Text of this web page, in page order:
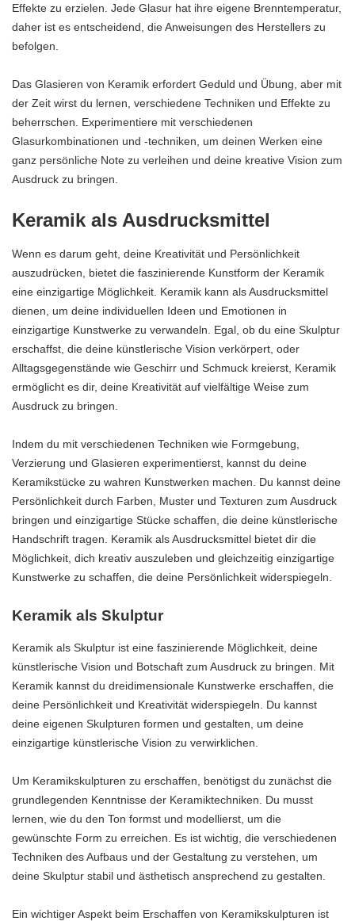
Effekte zu erzielen. Jede Glasur hat ihre eigene Brenntemperatur,
daher ist es entscheidend, die Anweisungen des Herstellers zu
befolgen.
Das Glasieren von Keramik erfordert Geduld und Übung, aber mit
der Zeit wirst du lernen, verschiedene Techniken und Effekte zu
beherrschen. Experimentiere mit verschiedenen
Glasurkombinationen und -techniken, um deinen Werken eine
ganz persönliche Note zu verleihen und deine kreative Vision zum
Ausdruck zu bringen.
Keramik als Ausdrucksmittel
Wenn es darum geht, deine Kreativität und Persönlichkeit
auszudrücken, bietet die faszinierende Kunstform der Keramik
eine einzigartige Möglichkeit. Keramik kann als Ausdrucksmittel
dienen, um deine individuellen Ideen und Emotionen in
einzigartige Kunstwerke zu verwandeln. Egal, ob du eine Skulptur
erschaffst, die deine künstlerische Vision verkörpert, oder
Alltagsgegenstände wie Geschirr und Schmuck kreierst, Keramik
ermöglicht es dir, deine Kreativität auf vielfältige Weise zum
Ausdruck zu bringen.
Indem du mit verschiedenen Techniken wie Formgebung,
Verzierung und Glasieren experimentierst, kannst du deine
Keramikstücke zu wahren Kunstwerken machen. Du kannst deine
Persönlichkeit durch Farben, Muster und Texturen zum Ausdruck
bringen und einzigartige Stücke schaffen, die deine künstlerische
Handschrift tragen. Keramik als Ausdrucksmittel bietet dir die
Möglichkeit, dich kreativ auszuleben und gleichzeitig einzigartige
Kunstwerke zu schaffen, die deine Persönlichkeit widerspiegeln.
Keramik als Skulptur
Keramik als Skulptur ist eine faszinierende Möglichkeit, deine
künstlerische Vision und Botschaft zum Ausdruck zu bringen. Mit
Keramik kannst du dreidimensionale Kunstwerke erschaffen, die
deine Persönlichkeit und Kreativität widerspiegeln. Du kannst
deine eigenen Skulpturen formen und gestalten, um deine
einzigartige künstlerische Vision zu verwirklichen.
Um Keramikskulpturen zu erschaffen, benötigst du zunächst die
grundlegenden Kenntnisse der Keramiktechniken. Du musst
lernen, wie du den Ton formst und modellierst, um die
gewünschte Form zu erreichen. Es ist wichtig, die verschiedenen
Techniken des Aufbaus und der Gestaltung zu verstehen, um
deine Skulptur stabil und ästhetisch ansprechend zu gestalten.
Ein wichtiger Aspekt beim Erschaffen von Keramikskulpturen ist